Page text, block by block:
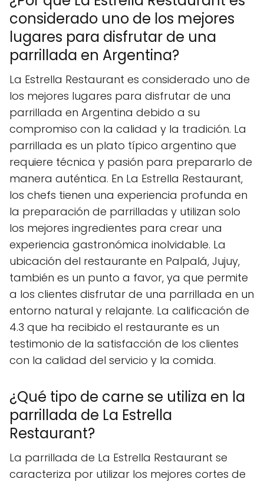
considerado uno de los mejores
lugares para disfrutar de una
parrillada en Argentina?
La Estrella Restaurant es considerado uno de
los mejores lugares para disfrutar de una
parrillada en Argentina debido a su
compromiso con la calidad y la tradición. La
parrillada es un plato típico argentino que
requiere técnica y pasión para prepararlo de
manera auténtica. En La Estrella Restaurant,
los chefs tienen una experiencia profunda en
la preparación de parrilladas y utilizan solo
los mejores ingredientes para crear una
experiencia gastronómica inolvidable. La
ubicación del restaurante en Palpalá, Jujuy,
también es un punto a favor, ya que permite
a los clientes disfrutar de una parrillada en un
entorno natural y relajante. La calificación de
4.3 que ha recibido el restaurante es un
testimonio de la satisfacción de los clientes
con la calidad del servicio y la comida.
¿Qué tipo de carne se utiliza en la
parrillada de La Estrella
Restaurant?
La parrillada de La Estrella Restaurant se
caracteriza por utilizar los mejores cortes de